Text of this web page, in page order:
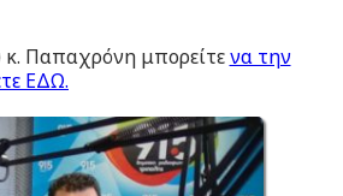
κ. Παπαχρόνη μπορείτενα την
ΕΔΩ.